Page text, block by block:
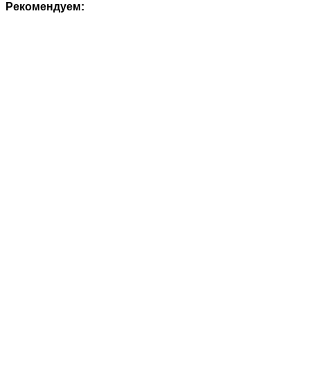
Рекомендуем: